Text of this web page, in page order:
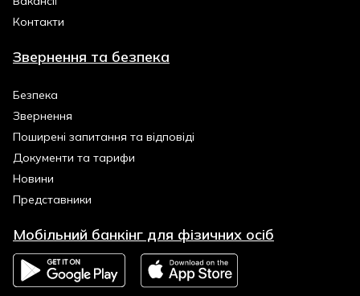
Контакти
Звернення та безпека
Безпека
Звернення
Поширені запитання та відповіді
Документи та тарифи
Новини
Представники
Мобільний банкінг для фізичних осіб